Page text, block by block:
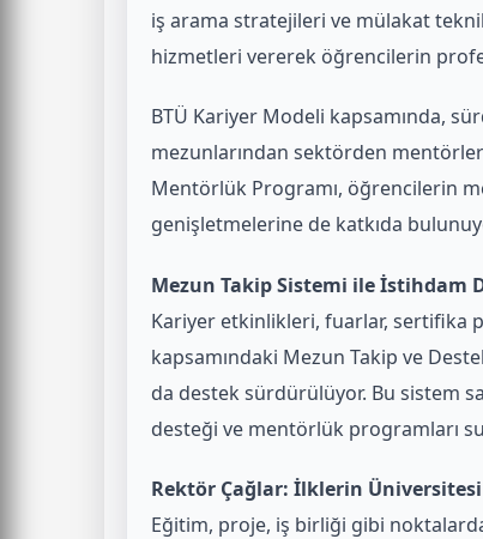
iş arama stratejileri ve mülakat
hizmetleri vererek öğrencilerin
BTÜ Kariyer Modeli kapsamında,
mezunlarından sektörden
Mentörlük Programı, öğrencilerin
genişletmelerine de katkıda
Mezun Takip Sistemi ile İstihdam
Kariyer etkinlikleri, fuarlar, sertifika
kapsamındaki Mezun Takip ve
da destek sürdürülüyor. Bu sistem
desteği ve mentörlük programları
Rektör Çağlar: İlklerin
Eğitim, proje, iş birliği gibi